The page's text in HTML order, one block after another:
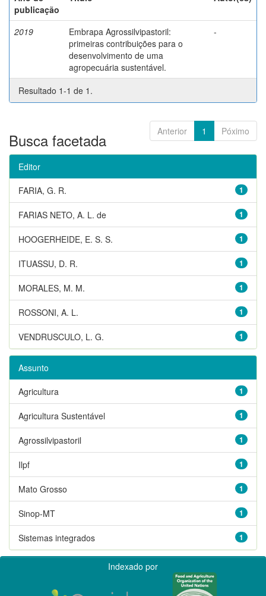
publicação
2019
Embrapa Agrossilvipastoril:
primeiras contribuições para o
desenvolvimento de uma
agropecuária sustentável.
-
Resultado 1-1 de 1.
Anterior 1 Póximo
Busca facetada
Editor
1
FARIA, G. R.
1
FARIAS NETO, A. L. de
1
HOOGERHEIDE, E. S. S.
1
ITUASSU, D. R.
1
MORALES, M. M.
1
ROSSONI, A. L.
1
VENDRUSCULO, L. G.
Assunto
1
Agricultura
1
Agricultura Sustentável
1
Agrossilvipastoril
1
Ilpf
1
Mato Grosso
1
Sinop-MT
1
Sistemas integrados
Indexado por